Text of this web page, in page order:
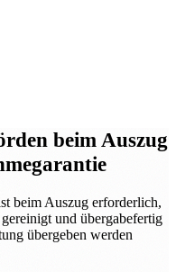
beim Auszug
beim Auszug erforderlich,
und übergabefertig
übergeben werden